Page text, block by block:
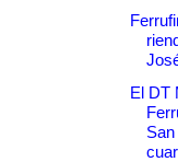
El DT